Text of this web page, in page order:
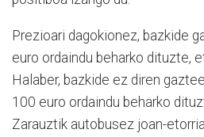
Prezioari dagokionez, bazkide
euro ordaindu beharko dituzte,
Halaber, bazkide ez diren
100 euro ordaindu beharko
Zarauztik autobusez joan-